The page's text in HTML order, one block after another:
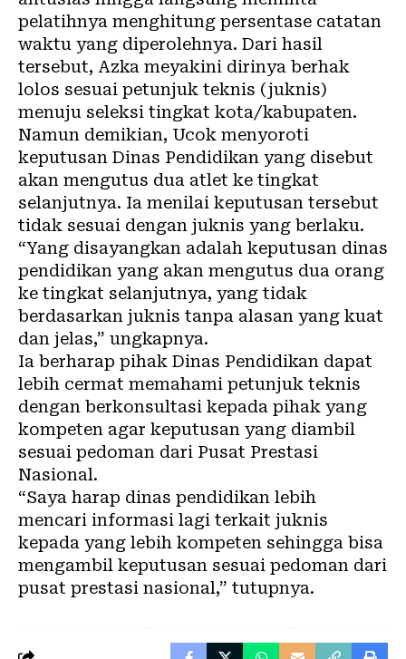
pelatihnya menghitung persentase catatan
waktu yang diperolehnya. Dari hasil
tersebut, Azka meyakini dirinya berhak
lolos sesuai petunjuk teknis (juknis)
menuju seleksi tingkat kota/kabupaten.
Namun demikian, Ucok menyoroti
keputusan Dinas Pendidikan yang disebut
akan mengutus dua atlet ke tingkat
selanjutnya. Ia menilai keputusan tersebut
tidak sesuai dengan juknis yang berlaku.
“Yang disayangkan adalah keputusan dinas
pendidikan yang akan mengutus dua orang
ke tingkat selanjutnya, yang tidak
berdasarkan juknis tanpa alasan yang kuat
dan jelas,” ungkapnya.
Ia berharap pihak Dinas Pendidikan dapat
lebih cermat memahami petunjuk teknis
dengan berkonsultasi kepada pihak yang
kompeten agar keputusan yang diambil
sesuai pedoman dari Pusat Prestasi
Nasional.
“Saya harap dinas pendidikan lebih
mencari informasi lagi terkait juknis
kepada yang lebih kompeten sehingga bisa
mengambil keputusan sesuai pedoman dari
pusat prestasi nasional,” tutupnya.